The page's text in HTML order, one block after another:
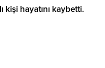
kişi hayatını kaybetti.